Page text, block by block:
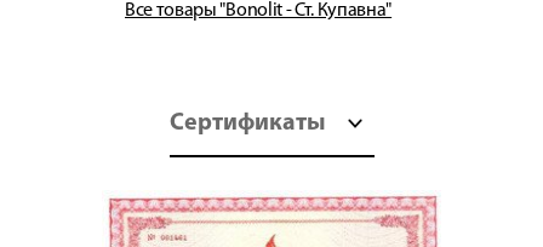
Все товары "Bonolit - Ст. Купавна"
Сертификаты